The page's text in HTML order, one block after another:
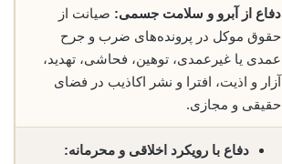
دفاع از آبرو و سلامت جسمی: صیانت از
حقوق موکل در پرونده‌های ضرب و جرح
عمدی یا غیرعمدی، توهین، فحاشی، تهدید،
آزار و اذیت، افترا و نشر اکاذیب در فضای
حقیقی و مجازی.
دفاع با رویکرد اخلاقی و محرمانه: